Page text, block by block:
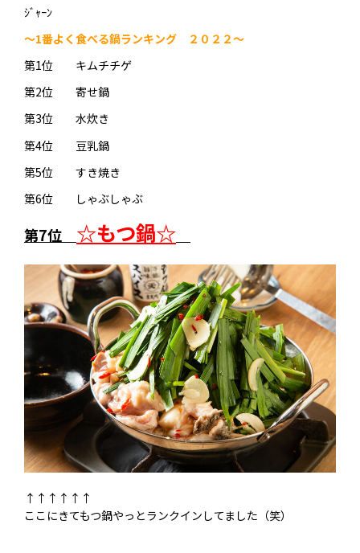
ｼﾞｬｰﾝ
～1番よく食べる鍋ランキング ２０２２～
第1位 キムチチゲ
第2位 寄せ鍋
第3位 水炊き
第4位 豆乳鍋
第5位 すき焼き
第6位 しゃぶしゃぶ
第7位 ☆もつ鍋☆
↑↑↑↑↑↑
ここにきてもつ鍋やっとランクインしてました（笑）